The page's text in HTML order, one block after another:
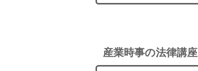
産業時事の法律講座